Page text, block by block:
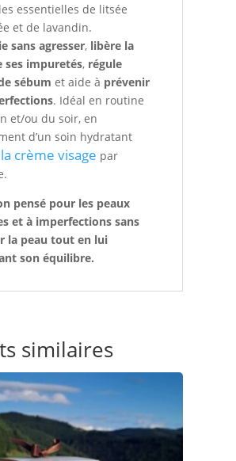
essentielles de litsée
et de lavandin.
sans agresser, libère la
ses impuretés, régule
sébum et aide à prévenir
. Idéal en routine
et/ou du soir, en
d’un soin hydratant
la crème visage par
pensé pour les peaux
et à imperfections sans
la peau tout en lui
son équilibre.
similaires